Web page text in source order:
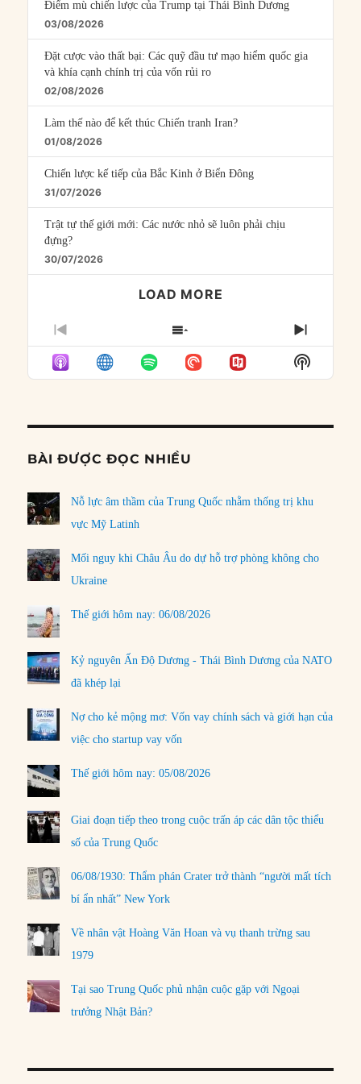
Điểm mù chiến lược của Trump tại Thái Bình Dương
03/08/2026
Đặt cược vào thất bại: Các quỹ đầu tư mạo hiểm quốc gia
và khía cạnh chính trị của vốn rủi ro
02/08/2026
Làm thế nào để kết thúc Chiến tranh Iran?
01/08/2026
Chiến lược kế tiếp của Bắc Kinh ở Biển Đông
31/07/2026
Trật tự thế giới mới: Các nước nhỏ sẽ luôn phải chịu
đựng?
30/07/2026
LOAD MORE
PREVIOUS
EPISODE
SHOW
EPISODES
LIST
NEXT
Show
Podcast
BÀI ĐƯỢC ĐỌC NHIỀU
Nỗ lực âm thầm của Trung Quốc nhằm thống trị khu
vực Mỹ Latinh
Mối nguy khi Châu Âu do dự hỗ trợ phòng không cho
Ukraine
Thế giới hôm nay: 06/08/2026
Kỷ nguyên Ấn Độ Dương - Thái Bình Dương của NATO
đã khép lại
Nợ cho kẻ mộng mơ: Vốn vay chính sách và giới hạn của
việc cho startup vay vốn
Thế giới hôm nay: 05/08/2026
Giai đoạn tiếp theo trong cuộc trấn áp các dân tộc thiểu
số của Trung Quốc
06/08/1930: Thẩm phán Crater trở thành “người mất tích
bí ẩn nhất” New York
Về nhân vật Hoàng Văn Hoan và vụ thanh trừng sau
1979
Tại sao Trung Quốc phủ nhận cuộc gặp với Ngoại
trưởng Nhật Bản?